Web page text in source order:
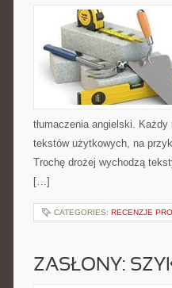
tłumaczenia angielski.
tekstów użytkowych, na
Trochę drożej wychodzą
[…]
CATEGORIES: RECENZJE
ZASŁONY: